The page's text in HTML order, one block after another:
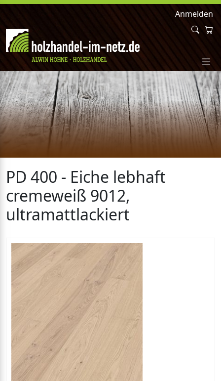
Anmelden
PD 400 - Eiche lebhaft
cremeweiß 9012,
ultramattlackiert